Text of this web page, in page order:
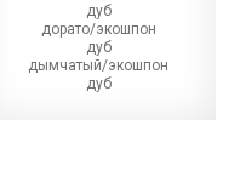
дуб
дорато/экошпон
дуб
дымчатый/экошпон
дуб